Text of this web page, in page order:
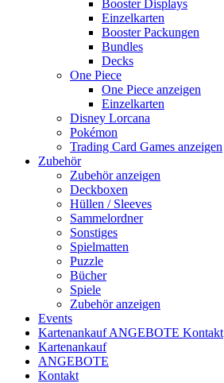
Booster Displays
Einzelkarten
Booster Packungen
Bundles
Decks
One Piece
One Piece anzeigen
Einzelkarten
Disney Lorcana
Pokémon
Trading Card Games anzeigen
Zubehör
Zubehör anzeigen
Deckboxen
Hüllen / Sleeves
Sammelordner
Sonstiges
Spielmatten
Puzzle
Bücher
Spiele
Zubehör anzeigen
Events
KartenankaufANGEBOTE Kontakt
Kartenankauf
ANGEBOTE
Kontakt